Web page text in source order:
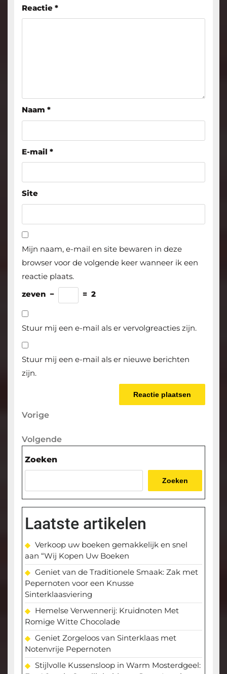
Reactie *
Naam *
E-mail *
Site
Mijn naam, e-mail en site bewaren in deze
browser voor de volgende keer wanneer ik een
reactie plaats.
zeven − = 2
Stuur mij een e-mail als er vervolgreacties zijn.
Stuur mij een e-mail als er nieuwe berichten
zijn.
Berichtnavigatie
Vorige
Vorige
Volgende
Volgende
Zoeken
Zoeken
Laatste artikelen
Verkoop uw boeken gemakkelijk en snel
aan “Wij Kopen Uw Boeken
Geniet van de Traditionele Smaak: Zak met
Pepernoten voor een Knusse
Sinterklaasviering
Hemelse Verwennerij: Kruidnoten Met
Romige Witte Chocolade
Geniet Zorgeloos van Sinterklaas met
Notenvrije Pepernoten
Stijlvolle Kussensloop in Warm Mosterdgeel: